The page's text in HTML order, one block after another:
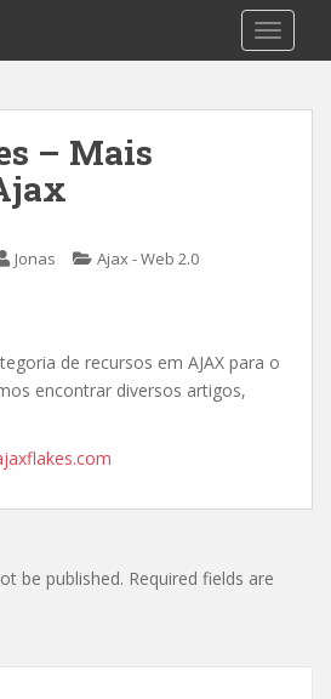
– Mais
Jonas Ajax - Web 2.0
de recursos em AJAX para o
encontrar diversos artigos,
be published. Required fields are